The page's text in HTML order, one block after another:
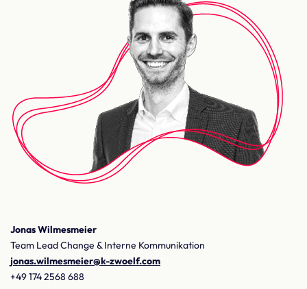
Jonas Wilmesmeier
Team Lead Change & Interne Kommunikation
jonas.wilmesmeier@k-zwoelf.com
+49 174 2568 688